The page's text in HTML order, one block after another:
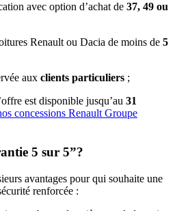
avec option d’achat de 37, 49 ou
Renault ou Dacia de moins de 5
aux clients particuliers ;
est disponible jusqu’au 31
concessions Renault Groupe
5 sur 5”?
avantages pour qui souhaite une
renforcée :